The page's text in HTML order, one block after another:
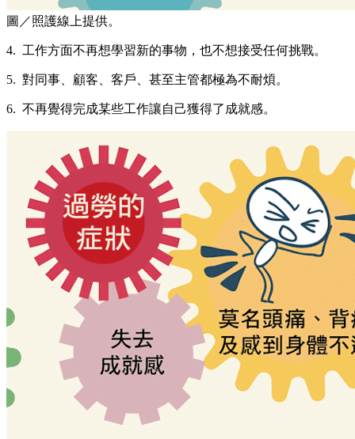
圖／照護線上提供。
4. 工作方面不再想學習新的事物，也不想接受任何挑戰。
5. 對同事、顧客、客戶、甚至主管都極為不耐煩。
6. 不再覺得完成某些工作讓自己獲得了成就感。